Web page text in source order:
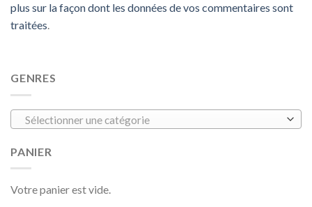
plus sur la façon dont les données de vos commentaires sont
traitées.
GENRES
Sélectionner une catégorie
PANIER
Votre panier est vide.